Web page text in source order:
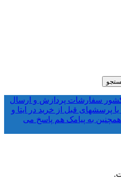
کشور سفارشات پردازش و ارسال
پرسشهای قبل از خرید در ایتا و
بگیرید. همچنین به پیامک هم پاسخ می